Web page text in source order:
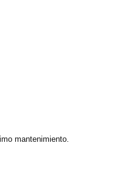
mantenimiento.